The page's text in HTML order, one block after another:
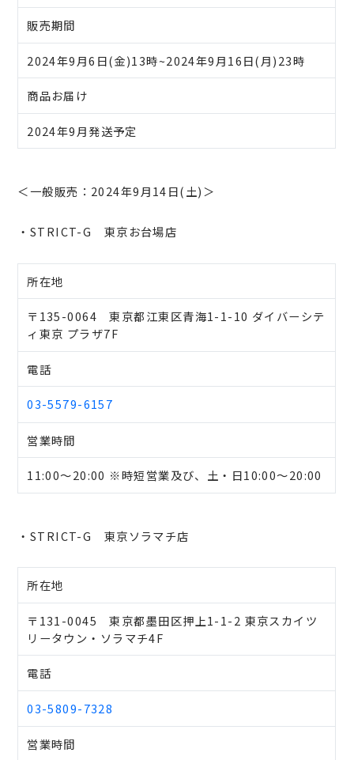
販売期間
2024年9月6日(金)13時~2024年9月16日(月)23時
商品お届け
2024年9月発送予定
＜一般販売：2024年9月14日(土)＞
・STRICT-G 東京お台場店
所在地
〒135-0064 東京都江東区青海1-1-10 ダイバーシテ
ィ東京 プラザ7F
電話
03-5579-6157
営業時間
11:00～20:00 ※時短営業及び、土・日10:00～20:00
・STRICT-G 東京ソラマチ店
所在地
〒131-0045 東京都墨田区押上1-1-2 東京スカイツ
リータウン・ソラマチ4F
電話
03-5809-7328
営業時間